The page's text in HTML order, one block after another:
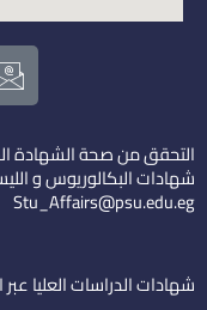
I
i
التحقق من صحة الشهادة
شهادات البكالوريوس و
Stu_Affairs@psu.edu.eg
شهادات الدراسات العليا عبر